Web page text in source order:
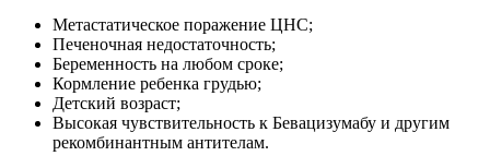
Метастатическое поражение ЦНС;
Печеночная недостаточность;
Беременность на любом сроке;
Кормление ребенка грудью;
Детский возраст;
Высокая чувствительность к Бевацизумабу и другим
рекомбинантным антителам.